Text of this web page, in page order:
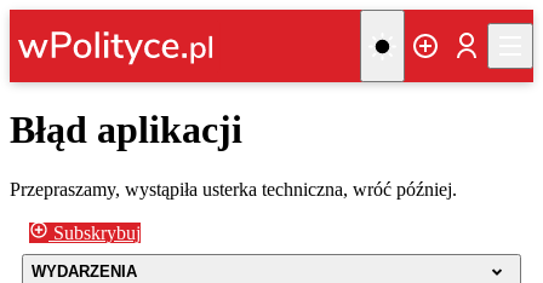
Błąd aplikacji
Przepraszamy, wystąpiła usterka techniczna, wróć później.
Subskrybuj
WYDARZENIA